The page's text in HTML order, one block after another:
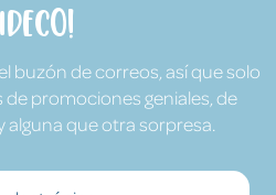
buzón de correos, así que solo
de promociones geniales, de
que otra sorpresa.